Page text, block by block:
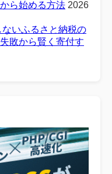
ら始める方法 2026
ないふるさと納税の
敗から賢く寄付す